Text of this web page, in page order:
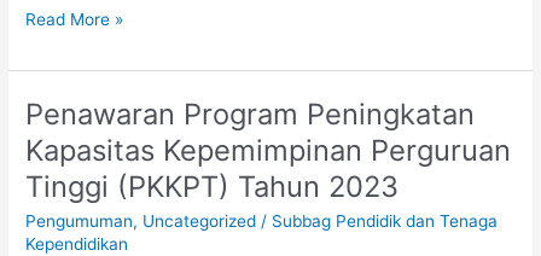
PETUNJUK
PELAKSANAAN
TRANSISI
ANGKA
KREDIT
DOSEN
BEBAN
Read More »
Penawaran Program Peningkatan
Kapasitas Kepemimpinan Perguruan
Tinggi (PKKPT) Tahun 2023
Pengumuman, Uncategorized / Subbag Pendidik dan Tenaga
Kependidikan
Penawaran
Program
Peningkatan
Kapasitas
Kepemimpinan
Perguruan